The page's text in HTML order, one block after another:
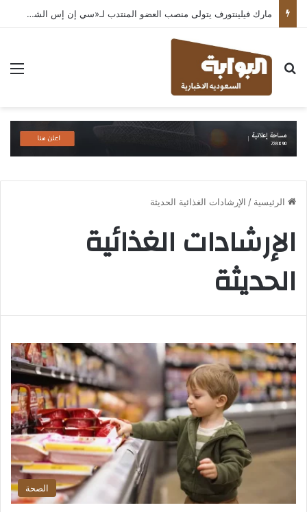
مارك فيلينتورف يتولى منصب العضو المنتدب لـ«سي إن إس الشرق الأوسط» ويشرف على شركات قطاع التكنولوجيا ضمن مجموعة غباش
بحث عن
الرئيسية / الإرشادات الغذائية الحديثة
الإرشادات الغذائية
الحديثة
الصحة